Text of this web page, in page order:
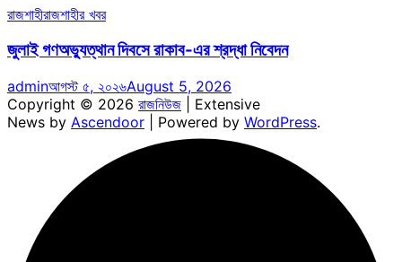
রাজশাহীরাজশাহীর খবর
জুলাই গণঅভ্যুত্থান দিবসে রাকাব-এর শ্রদ্ধা নিবেদন
adminআগস্ট ৫, ২০২৬August 5, 2026
Copyright © 2026 রাজনিউজ | Extensive
News by Ascendoor | Powered by WordPress.